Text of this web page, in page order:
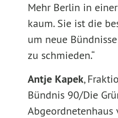
Mehr Berlin in
kaum. Sie ist die
um neue
zu schmieden.“
Antje Kapek,
Bündnis 90/Die
Abgeordnetenhaus